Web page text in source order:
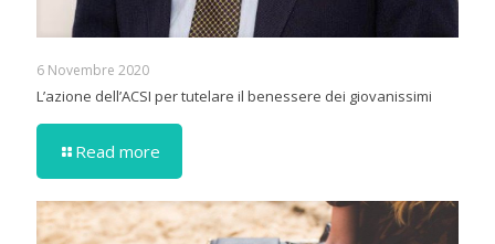
6 Novembre 2020
L’azione dell’ACSI per tutelare il benessere dei giovanissimi
Read more